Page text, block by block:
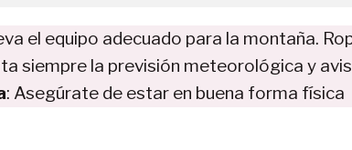
el equipo adecuado para la montaña.
siempre la previsión meteorológica y
: Asegúrate de estar en buena forma física